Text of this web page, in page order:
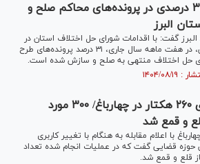
ایجاد نکنند/ سازش ۳۱ درصدی در پرونده‌های محاکم صلح و
البرز
گفت: با اقدامات شورای حل اختلاف استان در
راستای تحقق صلح و سازش، در هفت ماهه سال جاری، ۳۱ درصد پرونده‌های طرح
حل اختلاف منتهی به صلح و سازش شده است.
مقابله با تغییر کاربری ۲۶۰ هکتار در چهارباغ/ ۳۰۰ مورد
و قمع شد
با اعلام مقابله به هنگام با تغییر کاربری
حوزه قضایی گفت که در عملیات انجام شده تعداد